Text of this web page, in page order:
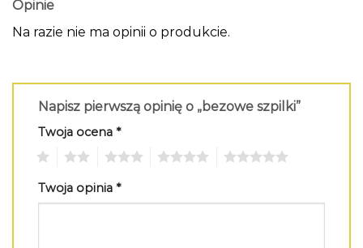
Opinie
Na razie nie ma opinii o produkcie.
Napisz pierwszą opinię o „bezowe szpilki”
Twoja ocena *
Twoja opinia *